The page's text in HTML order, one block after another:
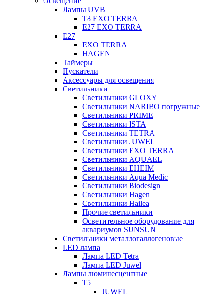
Лампы UVB
Т8 EXO TERRA
Е27 EXO TERRA
Е27
EXO TERRA
HAGEN
Таймеры
Пускатели
Аксессуары для освещения
Светильники
Светильники GLOXY
Светильники NARIBO погружные
Светильники PRIME
Светильники ISTA
Светильники TETRA
Светильники JUWEL
Светильники EXO TERRA
Светильники AQUAEL
Светильники EHEIM
Светильники Aqua Medic
Светильники Biodesign
Светильники Hagen
Светильники Hailea
Прочие светильники
Осветительное оборудование для
аквариумов SUNSUN
Светильники металлогаллогеновые
LED лампа
Лампа LED Tetra
Лампа LED Juwel
Лампы люминесцентные
T5
JUWEL